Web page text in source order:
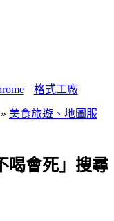
格式工廠
» 美食旅遊、地圖服
喝會死」搜尋